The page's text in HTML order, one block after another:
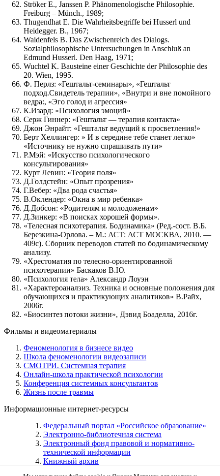
Ströker E., Janssen P. Phänomenologische Philosophie.
Freiburg – Münch., 1989;
Thugendhat E. Die Wahrheitsbegriffe bei Husserl und
Heidegger. В., 1967;
Waidenfels В. Das Zwischenreich des Dialogs.
Sozialphilosophische Untersuchungen in Anschluß an
Edmund Husserl. Den Haag, 1971;
Wuchtel K. Bausteine einer Geschichte der Philosophie des
20. Wien, 1995.
Ф. Перлз: «Гештальт-семинары», «Гештальт
подход.Свидетель терапии», «Внутри и вне помойного
ведра:, «Эго голод и агрессия»
К.Изард: «Психология эмоций»
Серж Гиннер: «Гештальт — терапия контакта»
Джон Энрайт: «Гештальт ведущий к просветления!»
Берт Хеллингер: » И в середине тебе станет легко»
«Источнику не нужно спрашивать пути»
Р.Мэй: «Искусство психологического
консультирования»
Курт Левин: «Теория поля»
Д.Голдстейн: «Опыт прозрения»
Г.Вебер: «Два рода счастья»
В.Оклендер: «Окна в мир ребенка»
Д.Добсон: «Родителям и молодоженам»
Д.Зинкер: «В поисках хорошей формы».
«Телесная психотерапия. Бодинамика» (Ред.-сост. В.Б.
Березкина-Орлова. – М.: АСТ: АСТ МОСКВА, 2010. —
409с). Сборник переводов статей по бодинамическому
анализу.
«Хрестоматия по телесно-ориентированной
психотерапии» Баскаков В.Ю.
«Психология тела» Александр Лоуэн
«Характероаналэиз. Техника и основные положения для
обучающихся и практикующих аналитиков» В.Райх,
2006г.
«Биосинтез потоки жизни», Дэвид Боаделла, 2016г.
Фильмы и видеоматериалы
Феноменология в бизнесе видео
Школа феноменологии видеозаписи
СМОТРИ. Системная терапия
Онлайн-школа практической психологии
Конференция системных консультантов
Жизнь после травмы
Информационные интернет-ресурсы
Федеральный портал «Российское образование»
Электронно-библиотечная система
Электронный фонд правовой и нормативно-
технической информации
Книжный архив